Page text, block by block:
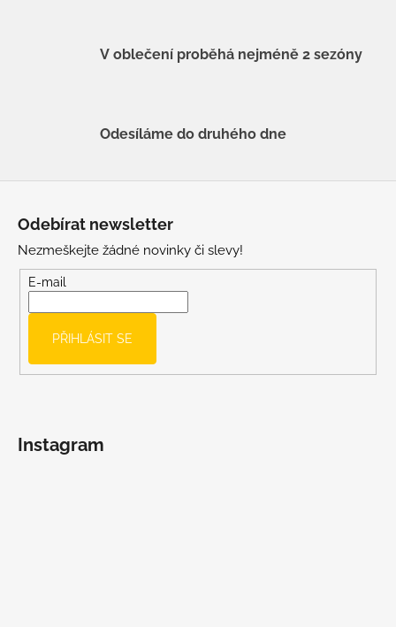
V oblečení proběhá nejméně 2 sezóny
Odesíláme do druhého dne
Odebírat newsletter
Nezmeškejte žádné novinky či slevy!
E-mail
PŘIHLÁSIT SE
Instagram